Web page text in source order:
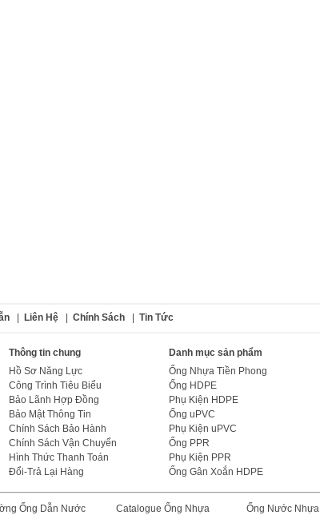
Liên Hệ Chính Sách Tin Tức
Thông tin chung
Hồ Sơ Năng Lực
Công Trình Tiêu Biểu
Bảo Lãnh Hợp Đồng
Bảo Mật Thông Tin
Chính Sách Bảo Hành
Chính Sách Vận Chuyển
Hình Thức Thanh Toán
Đổi-Trả Lại Hàng
Danh mục sản phẩm
Ống Nhựa Tiền Phong
Ống HDPE
Phụ Kiện HDPE
Ống uPVC
Phụ Kiện uPVC
Ống PPR
Phụ Kiện PPR
Ống Gân Xoắn HDPE
Ống Dẫn Nước Catalogue Ống Nhựa Ống Nước Nhựa